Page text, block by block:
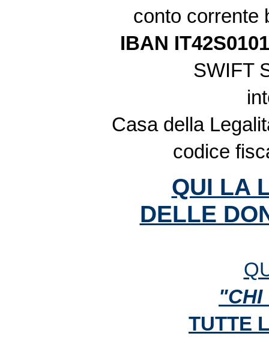
conto corrente
IBAN
SWIFT
Casa della
codice
QUI LA
DELLE
"CHI
TUTTE